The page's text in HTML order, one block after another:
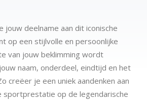
jouw deelname aan dit iconische
op een stijlvolle en persoonlijke
van jouw beklimming wordt
naam, onderdeel, eindtijd en het
creëer je een uniek aandenken aan
sportprestatie op de legendarische